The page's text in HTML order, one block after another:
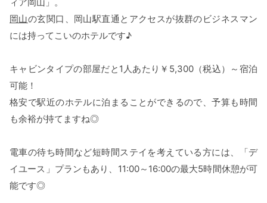
ィア岡山」。
岡山の玄関口、岡山駅直通とアクセスが抜群のビジネスマン
には持ってこいのホテルです♪
キャビンタイプの部屋だと1人あたり￥5,300（税込）～宿泊
可能！
格安で駅近のホテルに泊まることができるので、予算も時間
も余裕が持てますね◎
電車の待ち時間など短時間ステイを考えている方には、「デ
イユース」プランもあり、11:00～16:00の最大5時間休憩が可
能です◎